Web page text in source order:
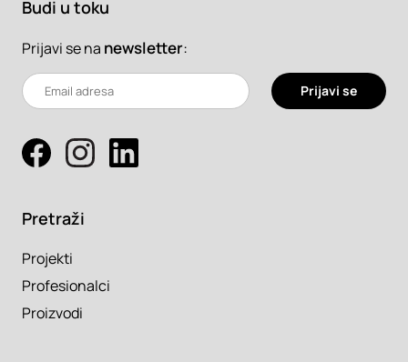
Budi u toku
Prijavi se na newsletter:
Prijavi se
Pretraži
Projekti
Profesionalci
Proizvodi